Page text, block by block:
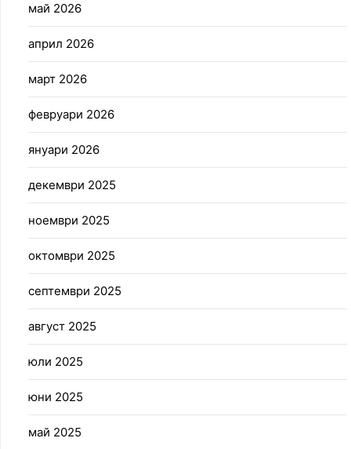
май 2026
април 2026
март 2026
февруари 2026
януари 2026
декември 2025
ноември 2025
октомври 2025
септември 2025
август 2025
юли 2025
юни 2025
май 2025